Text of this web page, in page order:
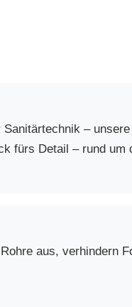
–
fürs Detail – rund um
aus, verhindern